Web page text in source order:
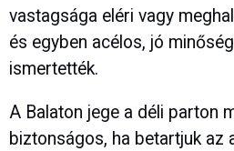
vastagsága eléri vagy
és egyben acélos, jó
ismertették.
A Balaton jege a déli parton
biztonságos, ha betartjuk az